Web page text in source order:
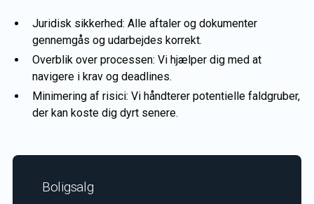
Juridisk sikkerhed: Alle aftaler og dokumenter
gennemgås og udarbejdes korrekt.
Overblik over processen: Vi hjælper dig med at
navigere i krav og deadlines.
Minimering af risici: Vi håndterer potentielle faldgruber,
der kan koste dig dyrt senere.
Boligsalg